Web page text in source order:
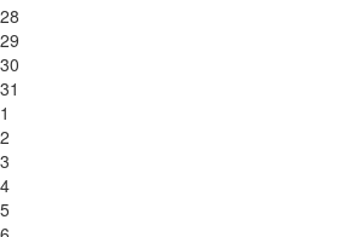
28
29
30
31
1
2
3
4
5